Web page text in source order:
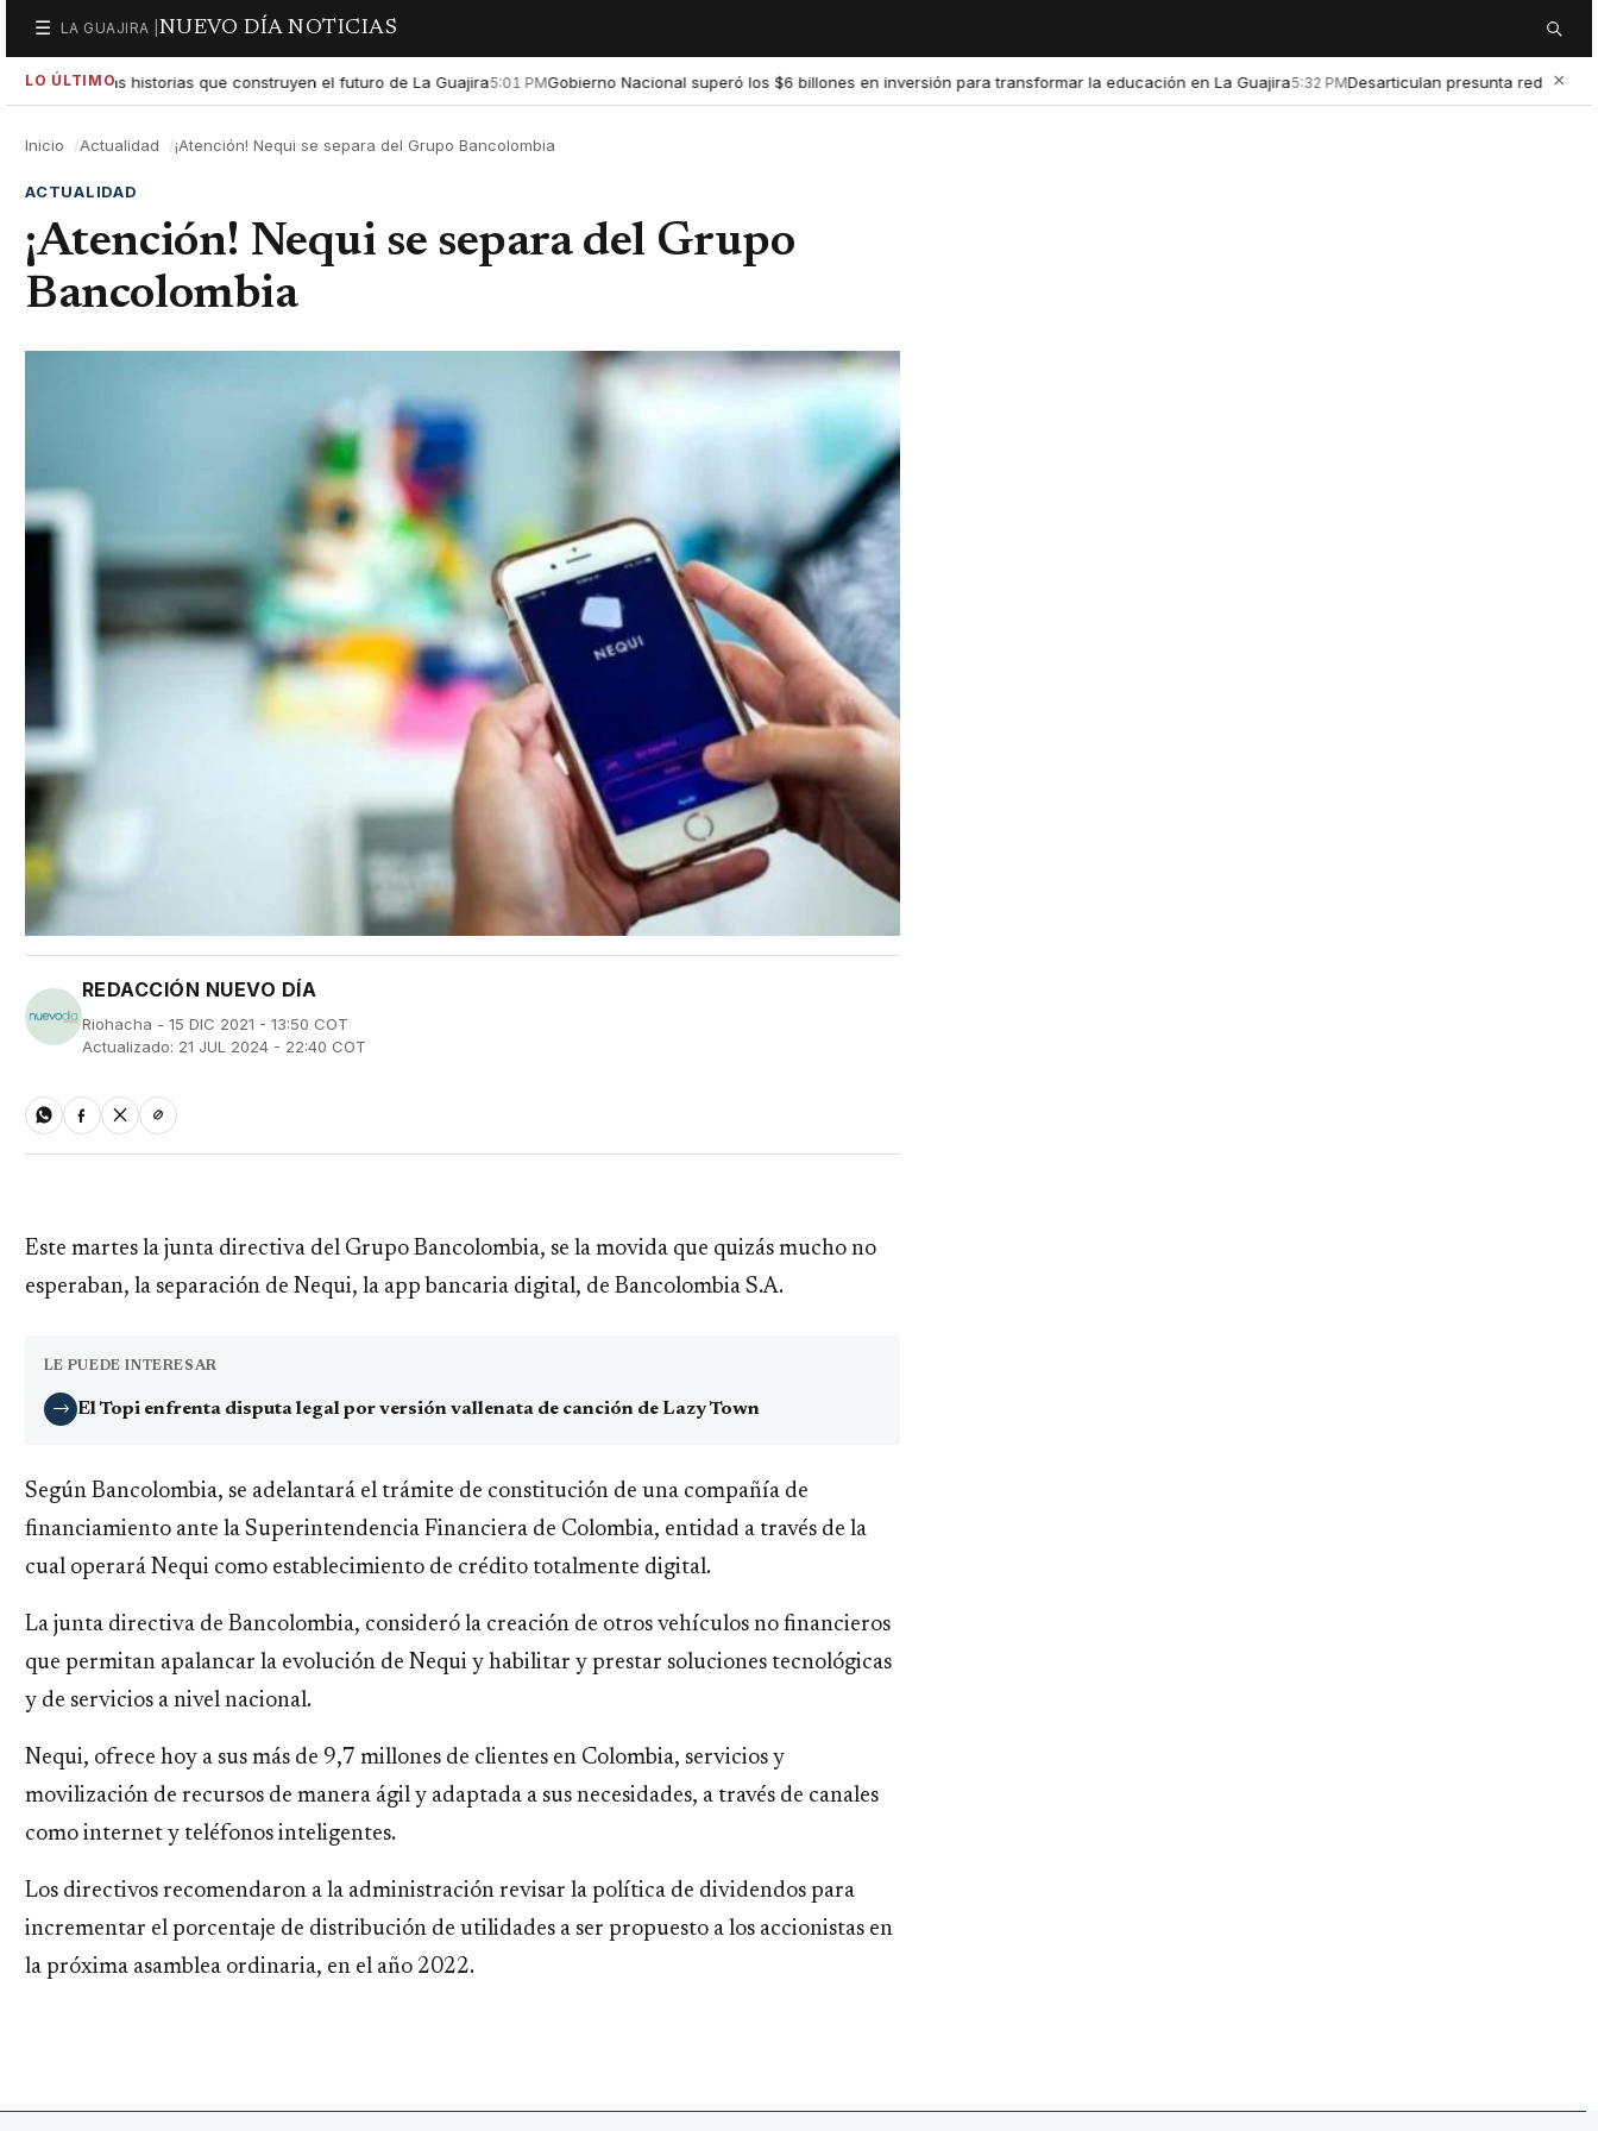
☰
Secciones
LA GUAJIRA | NUEVO DÍA NOTICIAS Buscar
LO ÚLTIMO
las historias que construyen el futuro de La Guajira5:01 PMGobierno Nacional superó los $6 billones en inversión para transformar la educación en La Guajira5:32 PMDesarticulan presunta red de ×
Inicio Actualidad ¡Atención! Nequi se separa del Grupo Bancolombia
ACTUALIDAD
¡Atención! Nequi se separa del Grupo
Bancolombia
REDACCIÓN NUEVO DÍA
Riohacha - 15 DIC 2021 - 13:50 COT
Actualizado: 21 JUL 2024 - 22:40 COT
Este martes la junta directiva del Grupo Bancolombia, se la movida que quizás mucho no
esperaban, la separación de Nequi, la app bancaria digital, de Bancolombia S.A.
LE PUEDE INTERESAR
→ El Topi enfrenta disputa legal por versión vallenata de canción de Lazy Town
Según Bancolombia, se adelantará el trámite de constitución de una compañía de
financiamiento ante la Superintendencia Financiera de Colombia, entidad a través de la
cual operará Nequi como establecimiento de crédito totalmente digital.
La junta directiva de Bancolombia, consideró la creación de otros vehículos no financieros
que permitan apalancar la evolución de Nequi y habilitar y prestar soluciones tecnológicas
y de servicios a nivel nacional.
Nequi, ofrece hoy a sus más de 9,7 millones de clientes en Colombia, servicios y
movilización de recursos de manera ágil y adaptada a sus necesidades, a través de canales
como internet y teléfonos inteligentes.
Los directivos recomendaron a la administración revisar la política de dividendos para
incrementar el porcentaje de distribución de utilidades a ser propuesto a los accionistas en
la próxima asamblea ordinaria, en el año 2022.